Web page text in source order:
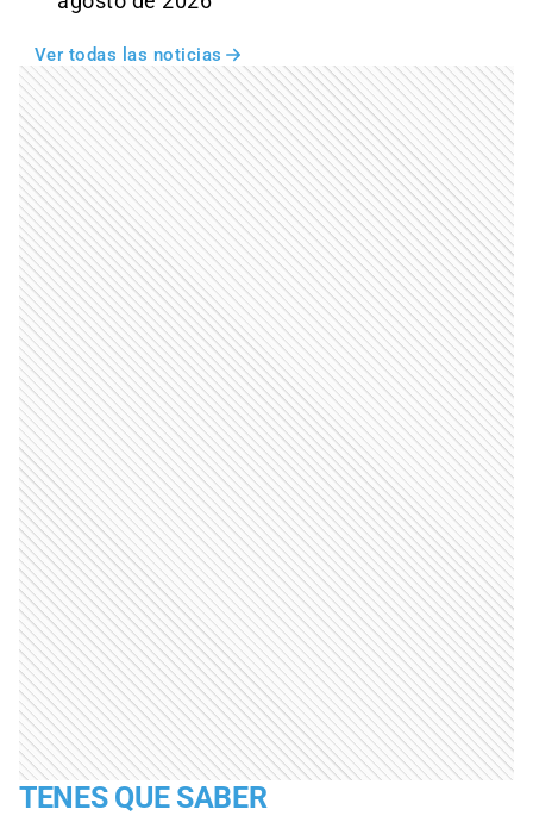
Ver todas las noticias
TENES QUE SABER